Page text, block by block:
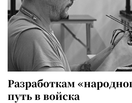
Разработкам
путь в войска